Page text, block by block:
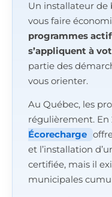
Un installateur de
vous faire
programmes
s’appliquent à
partie des
vous orienter.
Au Québec, les
régulièrement. En
Écorecharge
et l’installation
certifiée, mais il
municipales